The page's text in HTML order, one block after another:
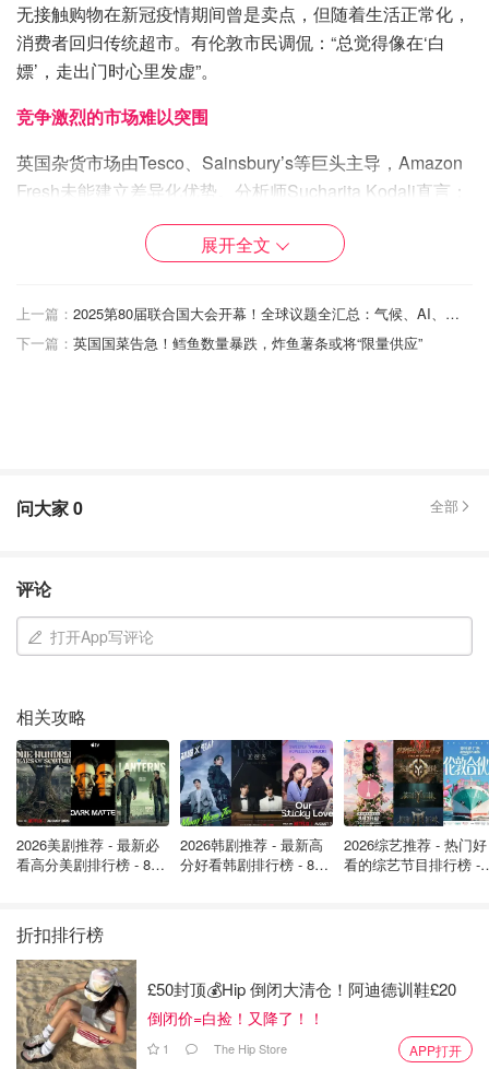
无接触购物在新冠疫情期间曾是卖点，但随着生活正常化，
消费者回归传统超市。有伦敦市民调侃：“总觉得像在‘白
嫖’，走出门时心里发虚”。
竞争激烈的市场难以突围
英国杂货市场由Tesco、Sainsbury’s等巨头主导，Amazon
Fresh未能建立差异化优势。分析师Sucharita Kodali直言：
“该模式可能从一开始就未为成功做好准备”
关店名单全曝光，18家集中伦敦
这次关闭的19家门店中，多达18家集中在伦敦地区，具体
包括：阿尔德盖特、安吉尔、清福德、东克罗伊登、尤斯
这一分布格局反映出亚马逊最初的战略思路：首先攻克消费
能力较强的伦敦市场，再逐步向其他城市扩张。然而，这个
计划显然未能如愿实施。到2023年，包括首店在内的三家
分店已悄然关闭，预示着整个项目的危机。
“线下门店”转型之路：从科技感转向健康风
尽管无人商店模式在英国画上句号，但故事并未完全终结。
亚马逊宣布，其中五家关闭的门店将迎来"第二次生命"，改
造为旗下的高端健康食品连锁店全食超市（Whole Foods
Market）。虽然具体名单尚未公布，但这一转变显示出亚马
展开全文
上一篇：
2025第80届联合国大会开幕！全球议题全汇总：气候、AI、巴以冲突成焦点
下一篇： 英国国菜告急！鳕鱼数量暴跌，炸鱼薯条或将“限量供应”
问大家0 全部
评论
打开App写评论
相关攻略
2026美剧推荐 - 最新必
看高分美剧排行榜 - 8月
2026韩剧推荐 - 最新高
分好看韩剧排行榜 - 8月
2026综艺推荐 - 热门好
看的综艺节目排行榜 -
折扣排行榜
£50封顶💰Hip 倒闭大清仓！阿迪德训鞋£20
倒闭价=白捡！又降了！！
1 The Hip Store APP打开